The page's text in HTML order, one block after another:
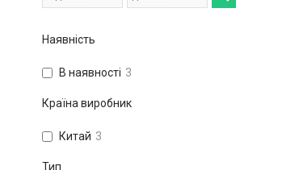
Наявність
В наявності 3
Країна виробник
Китай 3
Тип